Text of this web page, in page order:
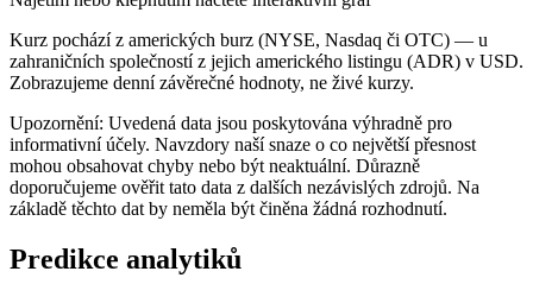
Kurz pochází z amerických burz (NYSE, Nasdaq či OTC) — u
zahraničních společností z jejich amerického listingu (ADR) v USD.
Zobrazujeme denní závěrečné hodnoty, ne živé kurzy.
Upozornění: Uvedená data jsou poskytována výhradně pro
informativní účely. Navzdory naší snaze o co největší přesnost
mohou obsahovat chyby nebo být neaktuální. Důrazně
doporučujeme ověřit tato data z dalších nezávislých zdrojů. Na
základě těchto dat by neměla být činěna žádná rozhodnutí.
Predikce analytiků